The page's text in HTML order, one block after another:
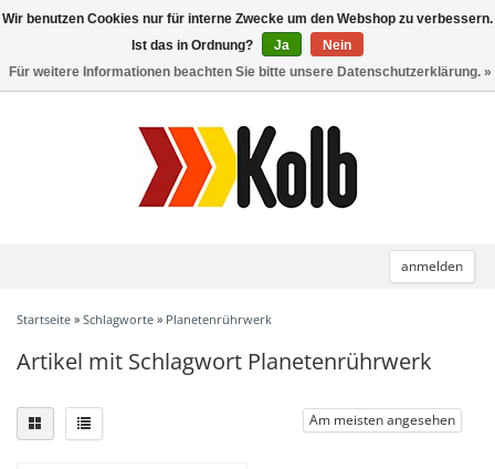
anmelden
Toggle
Startseite » Schlagworte » Planetenrührwerk
Artikel mit Schlagwort Planetenrührwerk
Am meisten angesehen
Wir benutzen Cookies nur für interne Zwecke um den Webshop zu verbessern.
Ist das in Ordnung?
Ja
Nein
Für weitere Informationen beachten Sie bitte unsere Datenschutzerklärung. »